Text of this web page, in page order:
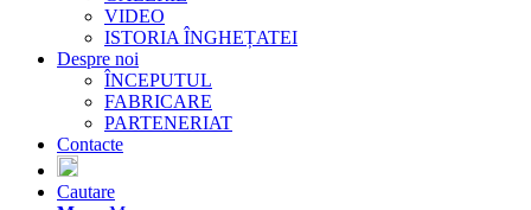
VIDEO
ISTORIA ÎNGHEȚATEI
Despre noi
ÎNCEPUTUL
FABRICARE
PARTENERIAT
Contacte
Cautare